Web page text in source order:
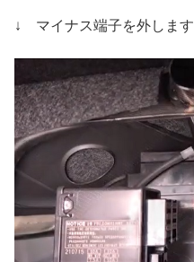
↓ マイナス端子を外します